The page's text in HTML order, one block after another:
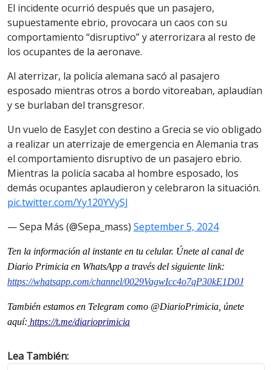
El incidente ocurrió después que un pasajero,
supuestamente ebrio, provocara un caos con su
comportamiento “disruptivo” y aterrorizara al resto de
los ocupantes de la aeronave.
Al aterrizar, la policía alemana sacó al pasajero
esposado mientras otros a bordo vitoreaban, aplaudían
y se burlaban del transgresor.
Un vuelo de EasyJet con destino a Grecia se vio obligado
a realizar un aterrizaje de emergencia en Alemania tras
el comportamiento disruptivo de un pasajero ebrio.
Mientras la policía sacaba al hombre esposado, los
demás ocupantes aplaudieron y celebraron la situación.
pic.twitter.com/Yy120YVySJ
— Sepa Más (@Sepa_mass) September 5, 2024
Ten la información al instante en tu celular. Únete al canal de
Diario Primicia en WhatsApp a través del siguiente link:
https://whatsapp.com/channel/0029VagwIcc4o7qP30kE1D0J
También estamos en Telegram como @DiarioPrimicia, únete
aquí: https://t.me/diarioprimicia
Lea También: